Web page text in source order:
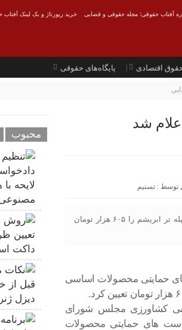
خرید رپورتاژ و بک لینک آفتاب آفتاب حقوقی؛ مجله حقوقی و قضایی
اقتصادی پایگاه‌های حقوقی
توسط : تسنیم
شورای قیمت گذاری محصولات اساسی کشاورزی، قیمت تضمینی هر کیلوگرم پیله تر ابریشم را ۶۰۵ هزار تومان
حمایتی محصولات اساسی
کشاورزی مجلس شورای
و اتخاذ سیاست های حمایتی محصولات
محبوب